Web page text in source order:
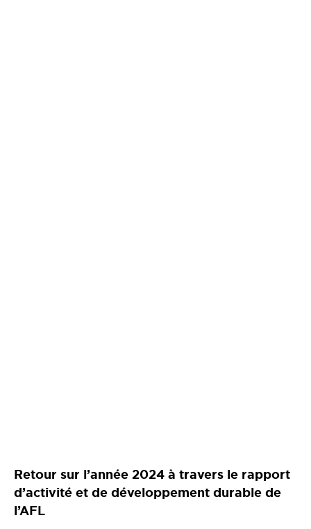
Retour sur l’année 2024 à travers le rapport
d’activité et de développement durable de
l’AFL